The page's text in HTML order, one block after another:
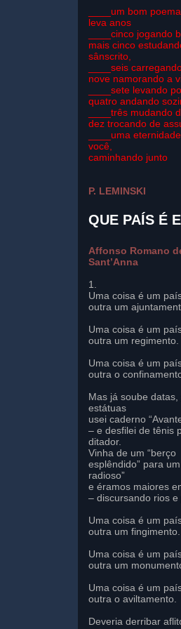
____um bom poema
leva anos
____cinco jogando
mais cinco
sânscrito,
____seis
nove namorando a
____sete levando
quatro andando
____três mudando
dez trocando de
____uma
você,
caminhando junto
P. LEMINSKI
QUE PAÍS É
Affonso Romano
Sant’Anna
1.
Uma coisa é um
outra um
Uma coisa é um
outra um regimento.
Uma coisa é um
outra o
Mas já soube datas,
estátuas
usei caderno
– e desfilei de tênis
ditador.
Vinha de um “berço
esplêndido” para
radioso”
e éramos maiores
– discursando rios e
Uma coisa é um
outra um fingimento.
Uma coisa é um
outra um
Uma coisa é um
outra o aviltamento.
Deveria derribar